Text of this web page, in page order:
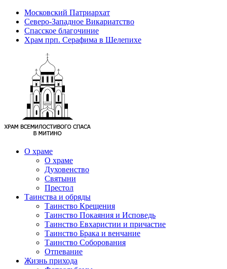
Московский Патриархат
Северо-Западное Викариатство
Спасское благочиние
Храм прп. Серафима в Шелепихе
О храме
О храме
Духовенство
Святыни
Престол
Таинства и обряды
Таинство Крещения
Таинство Покаяния и Исповедь
Таинство Евхаристии и причастие
Таинство Брака и венчание
Таинство Соборования
Отпевание
Жизнь прихода